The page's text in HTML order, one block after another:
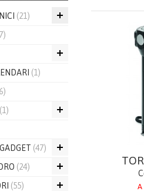
A
(21)
(1)
(1)
(47)
(24)
(55)